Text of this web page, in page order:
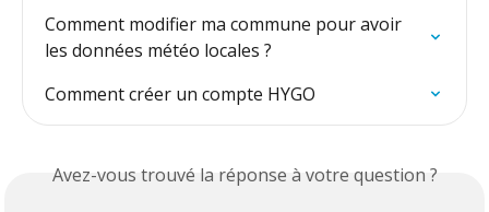
Comment modifier ma commune pour avoir
les données météo locales ?
Comment créer un compte HYGO
Avez-vous trouvé la réponse à votre question ?